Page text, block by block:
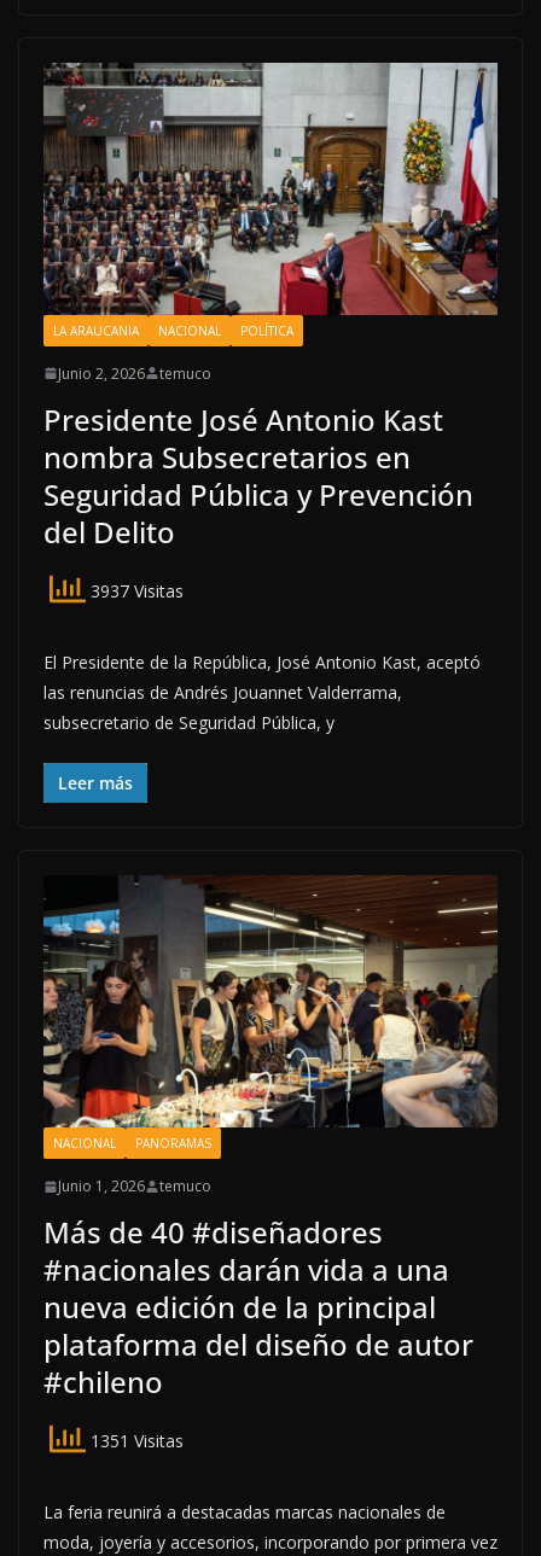
LA ARAUCANIA NACIONAL POLÍTICA
Junio 2, 2026 temuco
Presidente José Antonio Kast
nombra Subsecretarios en
Seguridad Pública y Prevención
del Delito
3937 Visitas
El Presidente de la República, José Antonio Kast, aceptó
las renuncias de Andrés Jouannet Valderrama,
subsecretario de Seguridad Pública, y
Leer más
NACIONAL PANORAMAS
Junio 1, 2026 temuco
Más de 40 #diseñadores
#nacionales darán vida a una
nueva edición de la principal
plataforma del diseño de autor
#chileno
1351 Visitas
La feria reunirá a destacadas marcas nacionales de
moda, joyería y accesorios, incorporando por primera vez